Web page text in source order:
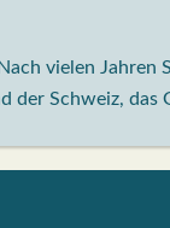
vielen Jahren
Schweiz, das